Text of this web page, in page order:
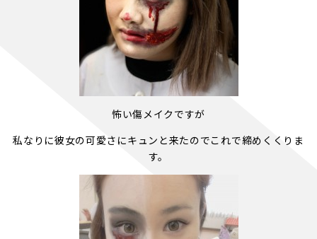
怖い傷メイクですが
私なりに彼女の可愛さにキュンと来たのでこれで締めくくりま
す。